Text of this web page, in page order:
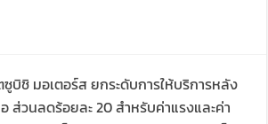
ซูบิชิ มอเตอร์ส ยกระดับการให้บริการหลัง
ส่วนลดร้อยละ 20 สำหรับค่าแรงและค่า